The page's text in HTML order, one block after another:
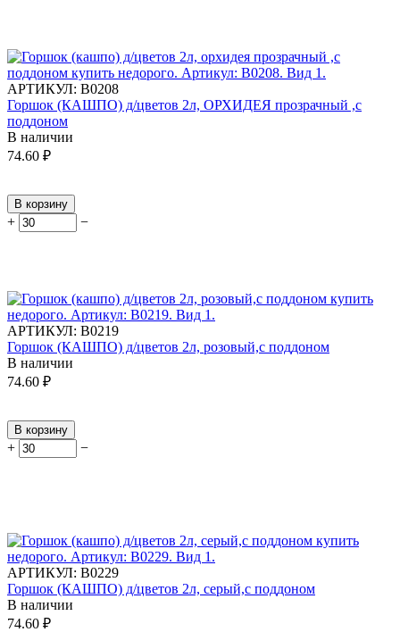
АРТИКУЛ: В0208
Горшок (КАШПО) д/цветов 2л, ОРХИДЕЯ прозрачный ,с
поддоном
В наличии
74.60 ₽
В корзину
+ −
АРТИКУЛ: В0219
Горшок (КАШПО) д/цветов 2л, розовый,с поддоном
В наличии
74.60 ₽
В корзину
+ −
АРТИКУЛ: В0229
Горшок (КАШПО) д/цветов 2л, серый,с поддоном
В наличии
74.60 ₽